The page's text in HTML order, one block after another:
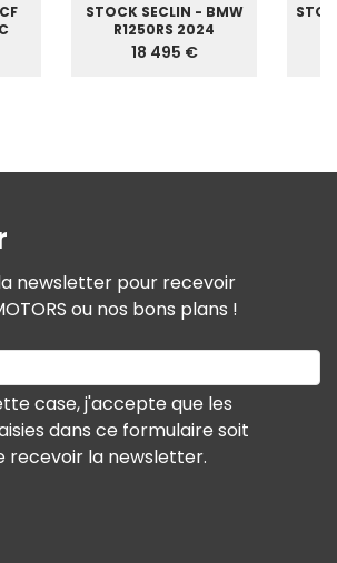
STOCK SECLIN - BMW
R1250RS 2024
18 495 €
newsletter pour recevoir
ou nos bons plans !
case, j'accepte que les
dans ce formulaire soit
recevoir la newsletter.